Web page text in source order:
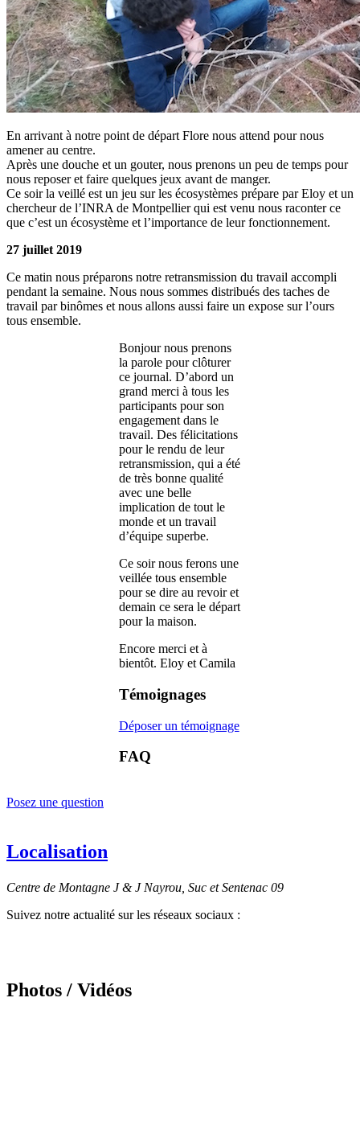
En arrivant à notre point de départ Flore nous attend pour nous
amener au centre.
Après une douche et un gouter, nous prenons un peu de temps pour
nous reposer et faire quelques jeux avant de manger.
Ce soir la veillé est un jeu sur les écosystèmes prépare par Eloy et un
chercheur de l’INRA de Montpellier qui est venu nous raconter ce
que c’est un écosystème et l’importance de leur fonctionnement.
27 juillet 2019
Ce matin nous préparons notre retransmission du travail accompli
pendant la semaine. Nous nous sommes distribués des taches de
travail par binômes et nous allons aussi faire un expose sur l’ours
tous ensemble.
Bonjour nous prenons
la parole pour clôturer
ce journal. D’abord un
grand merci à tous les
participants pour son
engagement dans le
travail. Des félicitations
pour le rendu de leur
retransmission, qui a été
de très bonne qualité
avec une belle
implication de tout le
monde et un travail
d’équipe superbe.
Ce soir nous ferons une
veillée tous ensemble
pour se dire au revoir et
demain ce sera le départ
pour la maison.
Encore merci et à
bientôt. Eloy et Camila
Témoignages
Déposer un témoignage
FAQ
Posez une question
Localisation
Centre de Montagne J & J Nayrou, Suc et Sentenac 09
Suivez notre actualité sur les réseaux sociaux :
Photos / Vidéos